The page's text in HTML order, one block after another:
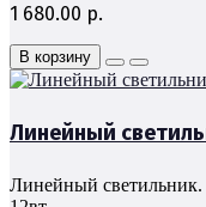
1 680.00 р.
В корзину
Линейный
Линейный